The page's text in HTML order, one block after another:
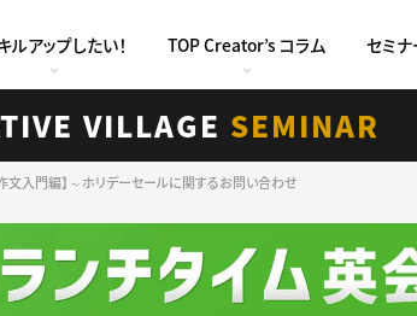
ルアップしたい！ TOP Creator’s コラム セミ
VILLAGE SEMINAR
文入門編】～ホリデーセールに関するお問い合わせ